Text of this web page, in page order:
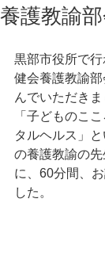
養護教諭部
黒部市役所で
健会養護教諭
んでいただきま
「子どものこ
タルヘルス」
の養護教諭の
に、60分間、
した。